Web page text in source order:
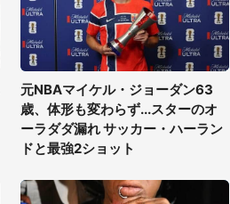
元NBAマイケル・ジョーダン63
歳、体形も変わらず...スターのオ
ーラダダ漏れ サッカー・ハーラン
ドと最強2ショット